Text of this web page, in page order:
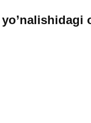
yo’nalishidagi